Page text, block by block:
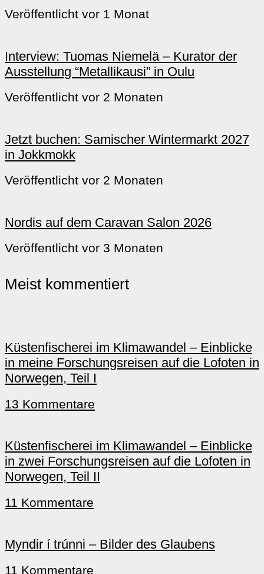
Veröffentlicht vor 1 Monat
Interview: Tuomas Niemelä – Kurator der
Ausstellung “Metallikausi” in Oulu
Veröffentlicht vor 2 Monaten
Jetzt buchen: Samischer Wintermarkt 2027
in Jokkmokk
Veröffentlicht vor 2 Monaten
Nordis auf dem Caravan Salon 2026
Veröffentlicht vor 3 Monaten
Meist kommentiert
Küstenfischerei im Klimawandel – Einblicke
in meine Forschungsreisen auf die Lofoten in
Norwegen, Teil I
13 Kommentare
Küstenfischerei im Klimawandel – Einblicke
in zwei Forschungsreisen auf die Lofoten in
Norwegen, Teil II
11 Kommentare
Myndir í trúnni – Bilder des Glaubens
11 Kommentare